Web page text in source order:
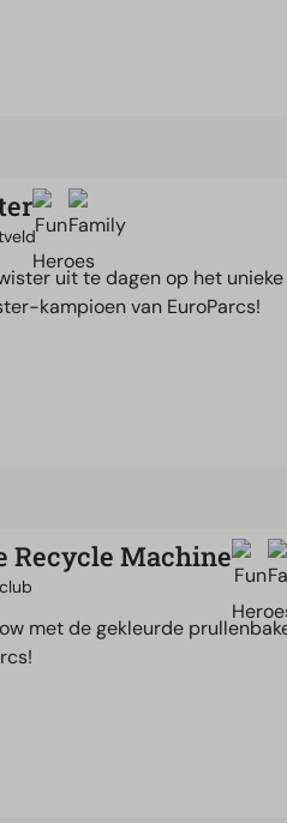
uit te dagen op het
kampioen van EuroParcs!
Recycle Machine
met de gekleurde